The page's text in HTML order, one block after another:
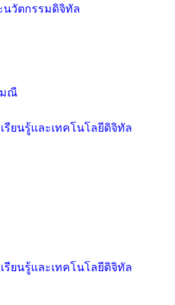
วัตกรรมดิจิทัล
มณี
รียนรู้และเทคโนโลยีดิจิทัล
รียนรู้และเทคโนโลยีดิจิทัล